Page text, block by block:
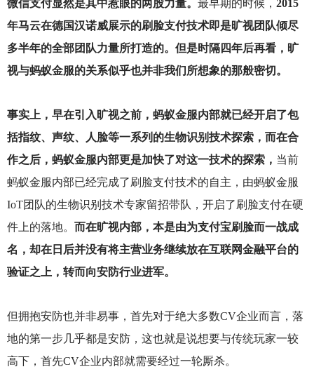
微信支付显然是其中惹眼的两股力量。 最早期的时候， 2015
年马云在德国汉诺威展示的刷脸支付技术即是旷视团队倾尽
多半年的全部团队力量所打造的。但是时隔四年后再看，旷
视与蚂蚁金服的关系似乎也并非我们所想象的那般密切。
事实上，早在引入旷视之前，蚂蚁金服内部就已经开启了包
括指纹、声纹、人脸等一系列的生物识别技术探索，而在合
作之后，蚂蚁金服内部更是加快了对这一技术的探索， 当前
蚂蚁金服内部已经完成了刷脸支付技术的自主，由蚂蚁金服
IoT团队的生物识别技术专家留招带队，开启了刷脸支付在硬
件上的落地。 而在旷视内部，本是由为支付宝刷脸而一战成
名，却在日后并没有将主营业务继续放在互联网金融平台的
验证之上，转而向安防行业进军。
但拥抱安防也并非易事，首先对于绝大多数CV企业而言，落
地的第一步几乎都是安防，这也就是说想要与传统玩家一较
高下，首先CV企业内部就需要经过一轮厮杀。